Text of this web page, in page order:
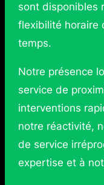
sont disponibles
flexibilité horaire
temps.
Notre présence
service de
interventions
notre réactivité,
de service
expertise et à